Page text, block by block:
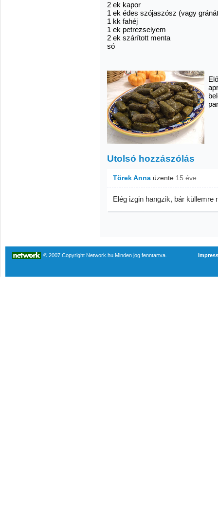
2 ek kapor
1 ek édes szójaszósz (vagy
1 kk fahéj
1 ek petrezselyem
2 ek szárított menta
só
Utolsó hozzászólás
Törek Anna üzente 15 éve
Elég izgin hangzik, bár küllemre
© 2007 Copyright Network.hu Minden jog fenntartva.